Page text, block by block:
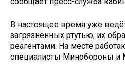
В настоящее время уже
загрязнённых ртутью, их
реагентами. На месте
специалисты Минобороны и